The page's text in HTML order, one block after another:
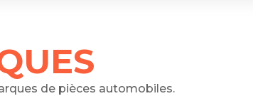
de pièces automobiles.